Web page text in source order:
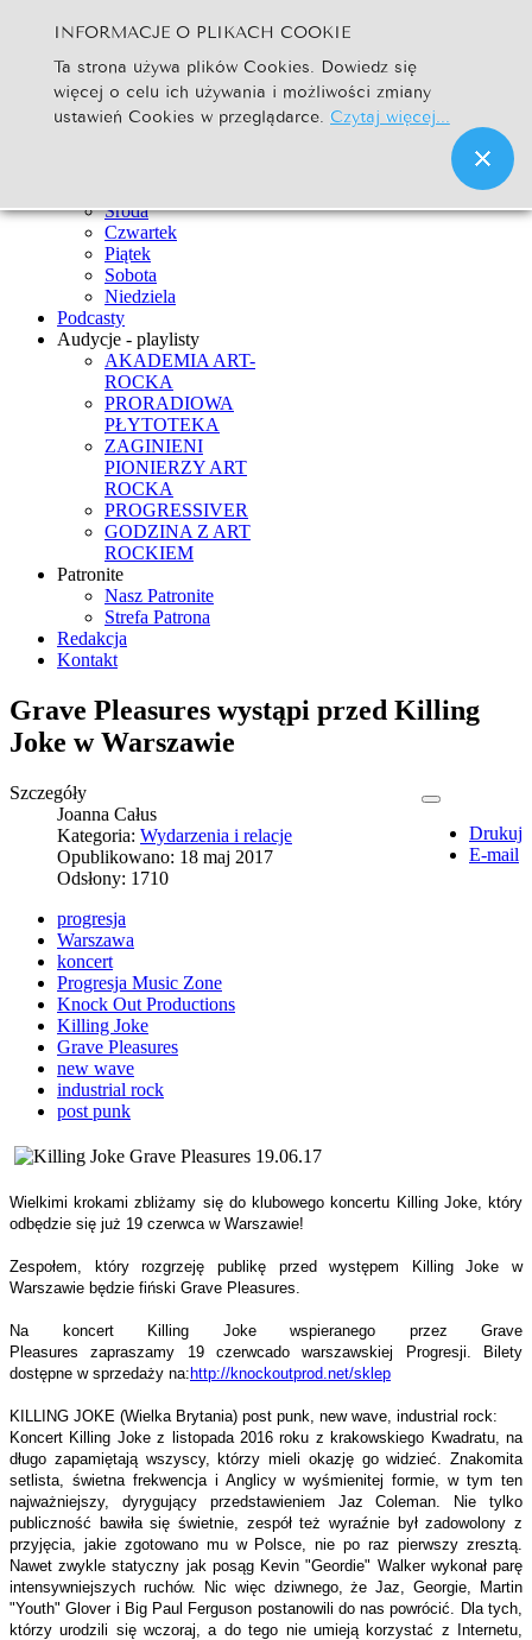
Szukaj... Go
Strona Główna
Newsy
Środa
Czwartek
Piątek
Sobota
Niedziela
Podcasty
Audycje - playlisty
AKADEMIA ART-
ROCKA
PRORADIOWA
PŁYTOTEKA
ZAGINIENI
PIONIERZY ART
ROCKA
PROGRESSIVER
GODZINA Z ART
ROCKIEM
Patronite
Nasz Patronite
Strefa Patrona
Redakcja
Kontakt
Grave Pleasures wystąpi przed Killing
Joke w Warszawie
Drukuj
E-mail
Szczegóły
Joanna Całus
Kategoria: Wydarzenia i relacje
Opublikowano: 18 maj 2017
Odsłony: 1710
progresja
Warszawa
koncert
Progresja Music Zone
Knock Out Productions
Killing Joke
Grave Pleasures
new wave
industrial rock
post punk
Wielkimi krokami zbliżamy się do klubowego koncertu Killing Joke, który
odbędzie się już 19 czerwca w Warszawie!
Zespołem, który rozgrzeję publikę przed występem Killing Joke w
Warszawie będzie fiński Grave Pleasures.
Na koncert Killing Joke wspieranego przez Grave
Pleasures zapraszamy 19 czerwcado warszawskiej Progresji. Bilety
dostępne w sprzedaży na: http://knockoutprod.net/sklep
KILLING JOKE (Wielka Brytania) post punk, new wave, industrial rock:
Koncert Killing Joke z listopada 2016 roku z krakowskiego Kwadratu, na
długo zapamiętają wszyscy, którzy mieli okazję go widzieć. Znakomita
setlista, świetna frekwencja i Anglicy w wyśmienitej formie, w tym ten
najważniejszy, dyrygujący przedstawieniem Jaz Coleman. Nie tylko
publiczność bawiła się świetnie, zespół też wyraźnie był zadowolony z
przyjęcia, jakie zgotowano mu w Polsce, nie po raz pierwszy zresztą.
Nawet zwykle statyczny jak posąg Kevin "Geordie" Walker wykonał parę
intensywniejszych ruchów. Nic więc dziwnego, że Jaz, Georgie, Martin
"Youth" Glover i Big Paul Ferguson postanowili do nas powrócić. Dla tych,
którzy urodzili się wczoraj, a do tego nie umieją korzystać z Internetu,
INFORMACJE O PLIKACH COOKIE
Ta strona używa plików Cookies. Dowiedz się
więcej o celu ich używania i możliwości zmiany
ustawień Cookies w przeglądarce. Czytaj więcej...